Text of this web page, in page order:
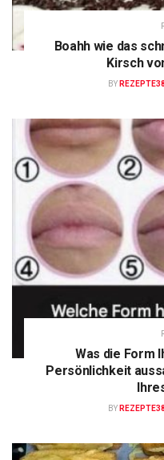
Boahh wie das
Kirsch
BY REZEPTE38
Was die Form
Persönlichkeit
BY REZEPTE38